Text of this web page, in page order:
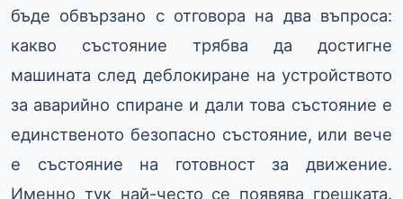
бъде обвързано с отговора на два въпроса:
какво състояние трябва да достигне
машината след деблокиране на устройството
за аварийно спиране и дали това състояние е
единственото безопасно състояние, или вече
е състояние на готовност за движение.
Именно тук най-често се появява грешката.